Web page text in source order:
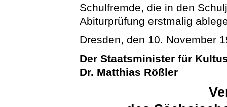
Schulfremde, die in den
Abiturprüfung erstmalig
Dresden, den 10. November
Der Staatsminister für
Dr. Matthias Rößler